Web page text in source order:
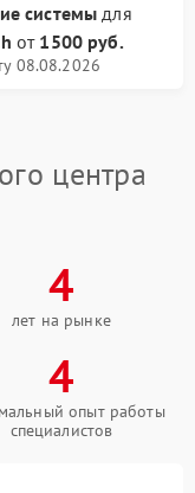
системыдля
от 1500 руб.
08.08.2026
центра
4
лет на рынке
4
опыт работы
специалистов